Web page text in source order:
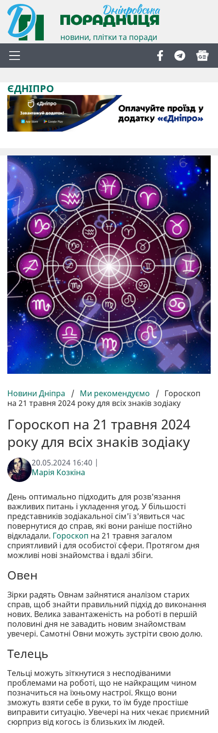
новини, плітки та поради
ЄДНІПРО
Новини Дніпра / Ми рекомендуємо / Гороскоп
на 21 травня 2024 року для всіх знаків зодіаку
Гороскоп на 21 травня 2024
року для всіх знаків зодіаку
20.05.2024 16:40 |
Марія Козкіна
День оптимально підходить для розв'язання
важливих питань і укладення угод. У більшості
представників зодіакальної сім'ї з'явиться час
повернутися до справ, які вони раніше постійно
відкладали. Гороскоп на 21 травня загалом
сприятливий і для особистої сфери. Протягом дня
можливі нові знайомства і вдалі збіги.
Овен
Зірки радять Овнам зайнятися аналізом старих
справ, щоб знайти правильний підхід до виконання
нових. Велика завантаженість на роботі в першій
половині дня не завадить новим знайомствам
увечері. Самотні Овни можуть зустріти свою долю.
Телець
Тельці можуть зіткнутися з несподіваними
проблемами на роботі, що не найкращим чином
позначиться на їхньому настрої. Якщо вони
зможуть взяти себе в руки, то їм буде простіше
виправити ситуацію. Увечері на них чекає приємний
сюрприз від когось із близьких їм людей.